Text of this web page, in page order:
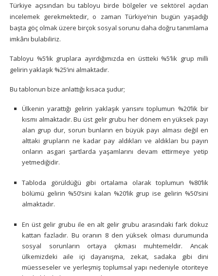
Türkiye açısından bu tabloyu birde bölgeler ve sektörel açıdan
incelemek gerekmektedir, o zaman Türkiye’nin bugün yaşadığı
başta göç olmak üzere birçok sosyal sorunu daha doğru tanımlama
imkânı bulabiliriz.
Tabloyu %5’lik gruplara ayırdığımızda en üstteki %5’lik grup milli
gelirin yaklaşık %25’ini almaktadır.
Bu tablonun bize anlattığı kısaca şudur;
Ülkenin yarattığı gelirin yaklaşık yarısını toplumun %20’lik bir
kısmı almaktadır. Bu üst gelir grubu her dönem en yüksek payı
alan grup dur, sorun bunların en büyük payı alması değil en
alttaki grupların ne kadar pay aldıkları ve aldıkları bu payın
onların asgari şartlarda yaşamlarını devam ettirmeye yetip
yetmediğidir.
Tabloda görüldüğü gibi ortalama olarak toplumun %80’lik
bölümü gelirin %50’sini kalan %20’lik grup ise gelirin %50’sini
almaktadır.
En üst gelir grubu ile en alt gelir grubu arasındaki fark dokuz
kattan fazladır. Bu oranın 8 den yüksek olması durumunda
sosyal sorunların ortaya çıkması muhtemeldir. Ancak
ülkemizdeki aile içi dayanışma, zekat, sadaka gibi dini
müesseseler ve yerleşmiş toplumsal yapı nedeniyle otoriteye